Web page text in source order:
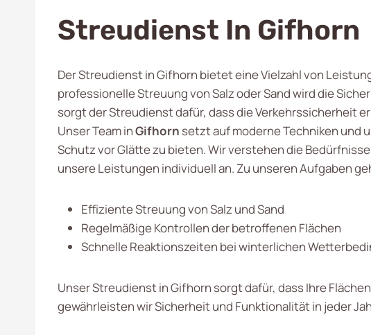
Streudienst In Gifhorn
Der Streudienst in Gifhorn bietet eine Vielzahl von
professionelle Streuung von Salz oder Sand wird die
sorgt der Streudienst dafür, dass die Verkehrssicherheit
Unser Team inGifhorn setzt auf moderne Techniken und
Schutz vor Glätte zu bieten. Wir verstehen die
unsere Leistungen individuell an. Zu unseren Aufgaben
Effiziente Streuung von Salz und Sand
Regelmäßige Kontrollen der betroffenen Flächen
Schnelle Reaktionszeiten bei winterlichen
Unser Streudienst in Gifhorn sorgt dafür, dass Ihre
gewährleisten wir Sicherheit und Funktionalität in jeder